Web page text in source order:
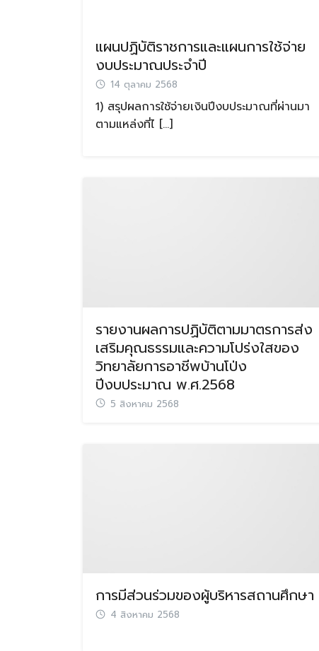
แผนปฏิบัติราชการและแผนการใช้จ่าย
งบประมาณประจำปี
14 ตุลาคม 2568
1) สรุปผลการใช้จ่ายเงินปีงบประมาณที่ผ่านมา
ตามแหล่งที่ไ […]
รายงานผลการปฏิบัติตามมาตรการส่ง
เสริมคุณธรรมและความโปร่งใสของ
วิทยาลัยการอาชีพบ้านโป่ง
ปีงบประมาณ พ.ศ.2568
5 สิงหาคม 2568
การมีส่วนร่วมของผู้บริหารสถานศึกษา
4 สิงหาคม 2568